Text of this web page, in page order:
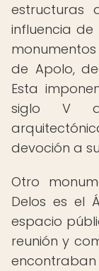
estructuras
influencia de
de Apolo,
Esta
siglo V
devoción a
Otro
Delos es el
espacio
reunión y